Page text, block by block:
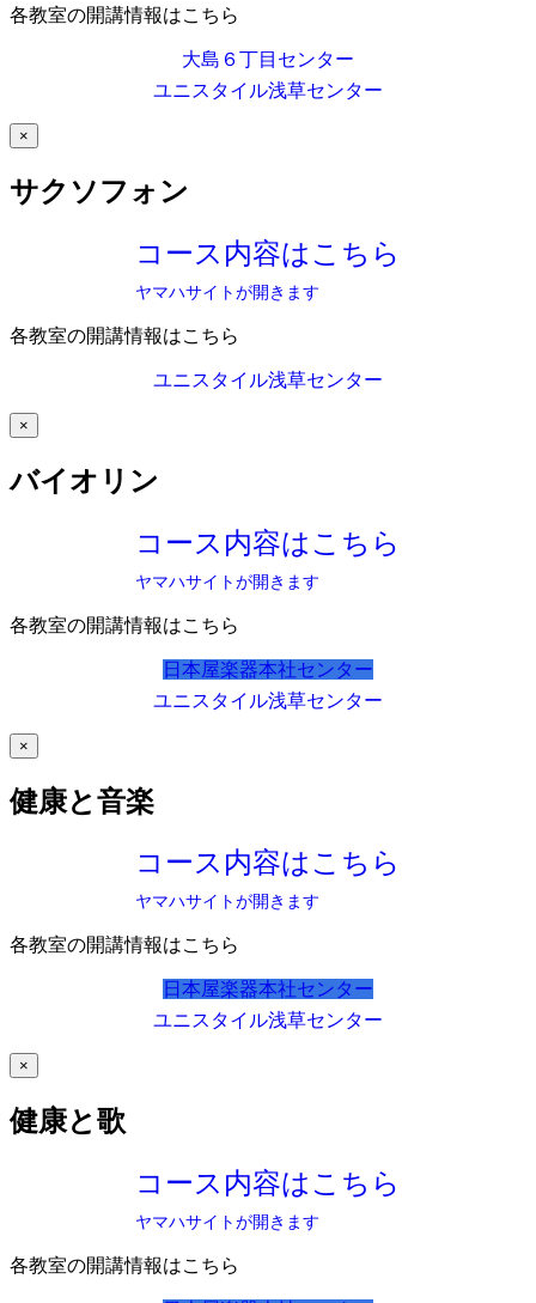
各教室の開講情報はこちら
大島６丁目センター
ユニスタイル浅草センター
×
サクソフォン
コース内容はこちら
ヤマハサイトが開きます
各教室の開講情報はこちら
ユニスタイル浅草センター
×
バイオリン
コース内容はこちら
ヤマハサイトが開きます
各教室の開講情報はこちら
日本屋楽器本社センター
ユニスタイル浅草センター
×
健康と音楽
コース内容はこちら
ヤマハサイトが開きます
各教室の開講情報はこちら
日本屋楽器本社センター
ユニスタイル浅草センター
×
健康と歌
コース内容はこちら
ヤマハサイトが開きます
各教室の開講情報はこちら